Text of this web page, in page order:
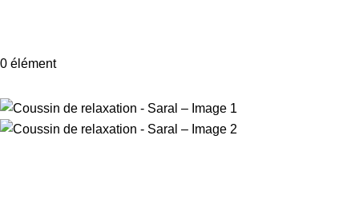
0 élément